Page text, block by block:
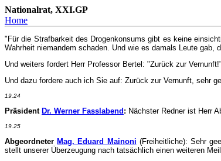
Nationalrat, XXI.GP
Home
"Für die Strafbarkeit des Drogenkonsums gibt es keine
Wahrheit niemandem schaden. Und wie es damals Leute gab,
Und weiters fordert Herr Professor Bertel: "Zurück zur Vernunft!"
Und dazu fordere auch ich Sie auf: Zurück zur Vernunft, sehr
19.24
Präsident Dr. Werner Fasslabend : Nächster Redner ist Herr
19.25
Abgeordneter Mag. Eduard Mainoni (Freiheitliche): Sehr
stellt unserer Überzeugung nach tatsächlich einen weiteren